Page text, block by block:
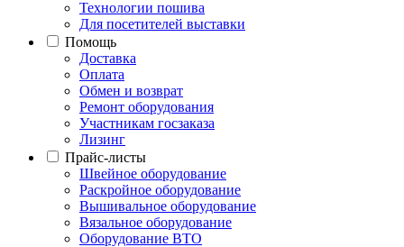
Технологии пошива
Для посетителей выставки
Помощь
Доставка
Оплата
Обмен и возврат
Ремонт оборудования
Участникам госзаказа
Лизинг
Прайс-листы
Швейное оборудование
Раскройное оборудование
Вышивальное оборудование
Вязальное оборудование
Оборудование ВТО